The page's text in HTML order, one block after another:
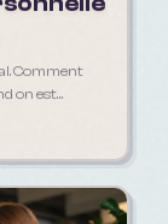
Comment
on est